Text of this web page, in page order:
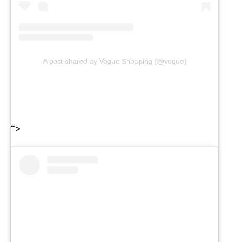
A post shared by Vogue Shopping (@vogue)
“>